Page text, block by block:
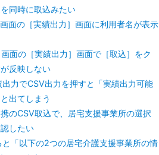
同時に取込みたい
面の［実績出力］画面に利用者名が表示
画面の［実績出力］画面で［取込］をク
反映しない
力でCSV出力を押すと「実績出力可能
出てしまう
のCSV取込で、居宅支援事業所の選択
したい
と「以下の2つの居宅介護支援事業所の情